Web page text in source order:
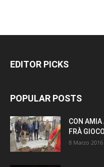
EDITOR PICKS
POPULAR POSTS
CON AMIA
FRÀ
8 Marzo 2016